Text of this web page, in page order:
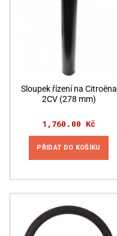
Sloupek řízení na Citroëna
2CV (278 mm)
1,760.00 Kč
PŘIDAT DO KOŠÍKU